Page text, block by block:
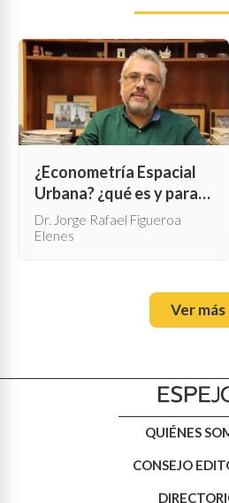
¿Econometría Espacial
Urbana? ¿qué es y para
qué sirve?
Dr. Jorge Rafael Figueroa
Elenes
Ver más
QUIÉNES
CONSEJO